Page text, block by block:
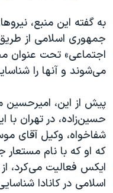
به گفته این منبع،
جمهوری اسلامی از
اجتماعی» تحت عنوان
می‌شوند و آنها را
پیش از این،
حسین‌زاده، در تهران
شفاخواه، وکیل آقای
که او که با نام
ایکس فعالیت می‌کرد،
اسلامی در کانادا